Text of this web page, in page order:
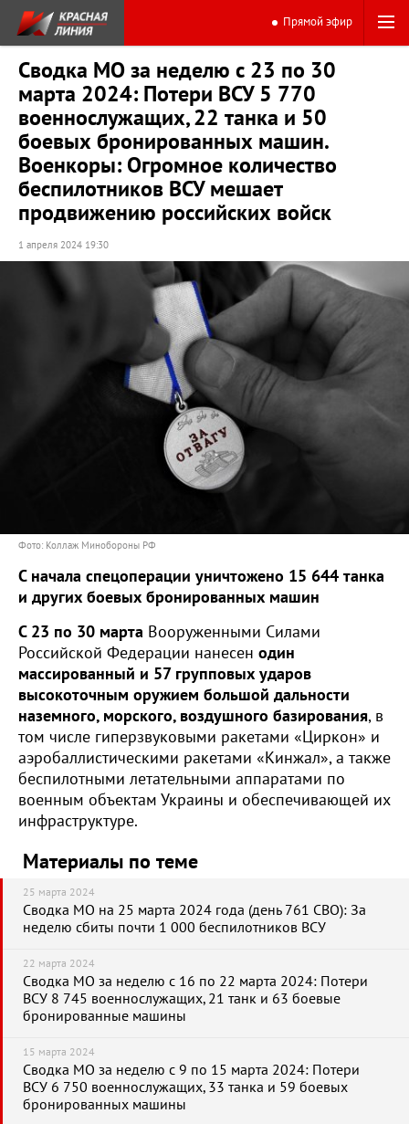
Прямой эфир
Сводка МО за неделю с 23 по 30
марта 2024: Потери ВСУ 5 770
военнослужащих, 22 танка и 50
боевых бронированных машин.
Военкоры: Огромное количество
беспилотников ВСУ мешает
продвижению российских войск
1 апреля 2024 19:30
Фото: Коллаж Минобороны РФ
С начала спецоперации уничтожено 15 644 танка
и других боевых бронированных машин
С 23 по 30 марта Вооруженными Силами
Российской Федерации нанесен один
массированный и 57 групповых ударов
высокоточным оружием большой дальности
наземного, морского, воздушного базирования, в
том числе гиперзвуковыми ракетами «Циркон» и
аэробаллистическими ракетами «Кинжал», а также
беспилотными летательными аппаратами по
военным объектам Украины и обеспечивающей их
инфраструктуре.
Материалы по теме
25 марта 2024
Сводка МО на 25 марта 2024 года (день 761 СВО): За
неделю сбиты почти 1 000 беспилотников ВСУ
22 марта 2024
Сводка МО за неделю с 16 по 22 марта 2024: Потери
ВСУ 8 745 военнослужащих, 21 танк и 63 боевые
бронированные машины
15 марта 2024
Сводка МО за неделю с 9 по 15 марта 2024: Потери
ВСУ 6 750 военнослужащих, 33 танка и 59 боевых
бронированных машины